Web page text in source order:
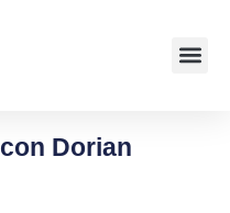
Dorian